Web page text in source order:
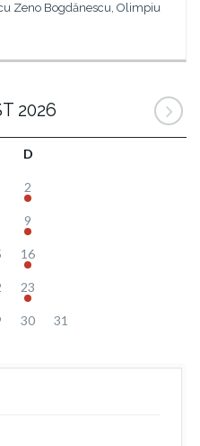
Zeno Bogdănescu, Olimpiu
2026
D
2
9
16
23
30 31